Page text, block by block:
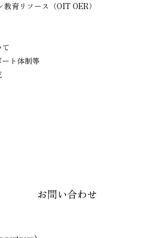
教育リソース（OIT OER）
ト体制等
お問い合わせ